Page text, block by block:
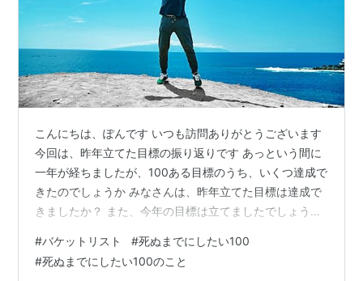
こんにちは、ぽんです いつも訪問ありがとうございます
今回は、昨年立てた目標の振り返りです あっという間に
一年が経ちましたが、100ある目標のうち、いくつ達成で
きたのでしょうか みなさんは、昨年立てた目標は達成で
きましたか？ また、今年の目標は立てましたでしょう
う 年末最初の答え合わせといきたいと思います！それで
は、どうぞ！ （まだまだ道半ばなので、叶えたものだけ
#バケットリスト #死ぬまでにしたい100
#死ぬまでにしたい100のこと